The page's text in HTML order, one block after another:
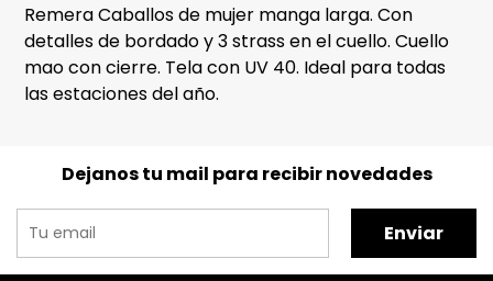
Remera Caballos de mujer manga larga. Con
detalles de bordado y 3 strass en el cuello. Cuello
mao con cierre. Tela con UV 40. Ideal para todas
las estaciones del año.
Dejanos tu mail para recibir novedades
Enviar